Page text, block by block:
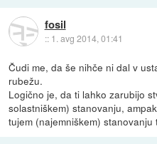
fosil
:: 1. avg 2014, 01:41
Čudi me, da še nihče ni dal v
rubežu.
Logično je, da ti lahko zarubijo
solastniškem) stanovanju,
tujem (najemniškem)